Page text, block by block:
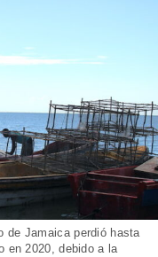
de Jamaica perdió hasta
en 2020, debido a la